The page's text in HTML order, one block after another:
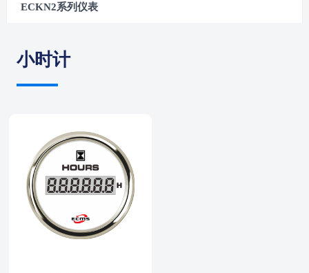
ECKN2系列仪表
小时计